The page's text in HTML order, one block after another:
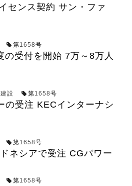
センス契約 サン・ファ
第1658号
の受付を開始 7万～8万人
建設 第1658号
の受注 KECインターナシ
第1658号
ネシアで受注 CGパワー
第1658号